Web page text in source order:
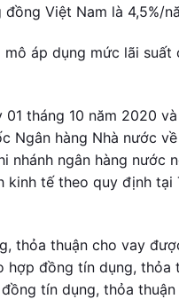
Việt Nam là 4,5%/
áp dụng mức lãi
tháng 10 năm 2020
Ngân hàng Nhà nước
ngân hàng nước
tế theo quy định
thỏa thuận cho vay
đồng tín dụng,
tín dụng, thỏa thuận